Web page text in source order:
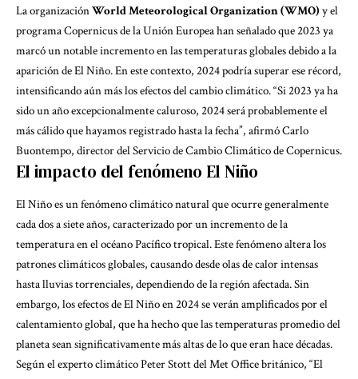
La organizaciónWorld Meteorological Organization (WMO) y el
programa Copernicus de la Unión Europea han señalado que 2023 ya
marcó un notable incremento en las temperaturas globales debido a la
aparición de El Niño. En este contexto, 2024 podría superar ese récord,
intensificando aún más los efectos del cambio climático. “Si 2023 ya ha
sido un año excepcionalmente caluroso, 2024 será probablemente el
más cálido que hayamos registrado hasta la fecha”, afirmó Carlo
Buontempo, director del Servicio de Cambio Climático de Copernicus.
El impacto del fenómeno El Niño
El Niño es un fenómeno climático natural que ocurre generalmente
cada dos a siete años, caracterizado por un incremento de la
temperatura en el océano Pacífico tropical. Este fenómeno altera los
patrones climáticos globales, causando desde olas de calor intensas
hasta lluvias torrenciales, dependiendo de la región afectada. Sin
embargo, los efectos de El Niño en 2024 se verán amplificados por el
calentamiento global, que ha hecho que las temperaturas promedio del
planeta sean significativamente más altas de lo que eran hace décadas.
Según el experto climático Peter Stott del Met Office británico, “El